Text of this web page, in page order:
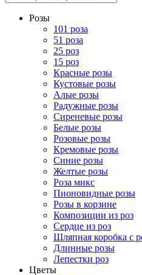
Розы
101 роза
51 роза
25 роз
15 роз
Красные розы
Кустовые розы
Алые розы
Радужные розы
Сиреневые розы
Белые розы
Розовые розы
Кремовые розы
Синие розы
Желтые розы
Роза микс
Пионовидные розы
Розы в корзине
Композиции из роз
Сердце из роз
Шляпная коробка с
Длинные розы
Лепестки роз
Цветы